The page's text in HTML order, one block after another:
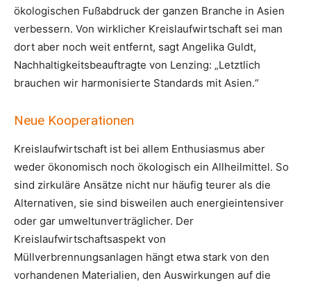
ökologischen Fußabdruck der ganzen Branche in Asien
verbessern. Von wirklicher Kreislaufwirtschaft sei man
dort aber noch weit entfernt, sagt Angelika Guldt,
Nachhaltigkeitsbeauftragte von Lenzing: „Letztlich
brauchen wir harmonisierte Standards mit Asien.“
Neue Kooperationen
Kreislaufwirtschaft ist bei allem Enthusiasmus aber
weder ökonomisch noch ökologisch ein Allheilmittel. So
sind zirkuläre Ansätze nicht nur häufig teurer als die
Alternativen, sie sind bisweilen auch energieintensiver
oder gar umweltunverträglicher. Der
Kreislaufwirtschaftsaspekt von
Müllverbrennungsanlagen hängt etwa stark von den
vorhandenen Materialien, den Auswirkungen auf die